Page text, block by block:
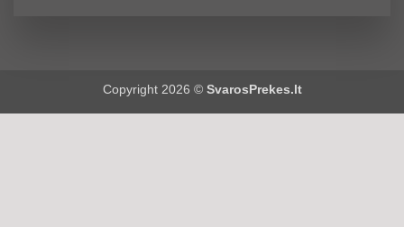
Copyright 2026 © SvarosPrekes.lt